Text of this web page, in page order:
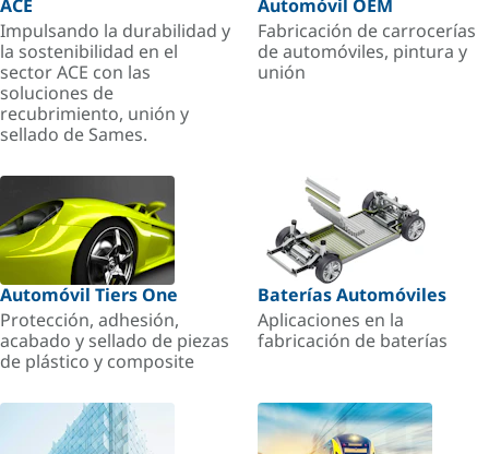
ACE
Impulsando la durabilidad y
la sostenibilidad en el
sector ACE con las
soluciones de
recubrimiento, unión y
sellado de Sames.
Automóvil OEM
Fabricación de carrocerías
de automóviles, pintura y
unión
Automóvil Tiers One
Protección, adhesión,
acabado y sellado de piezas
de plástico y composite
Baterías Automóviles
Aplicaciones en la
fabricación de baterías